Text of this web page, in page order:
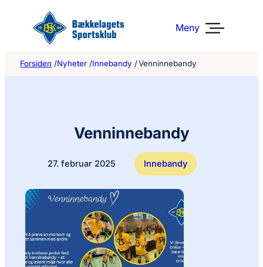
Meny
Forsiden /Nyheter /Innebandy /Venninnebandy
Venninnebandy
27. februar 2025 Innebandy